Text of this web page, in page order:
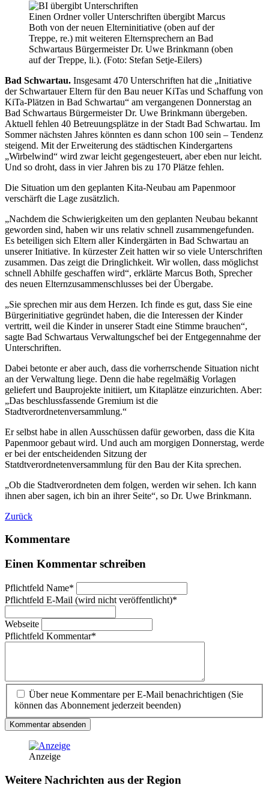
Einen Ordner voller Unterschriften übergibt Marcus
Both von der neuen Elterninitiative (oben auf der
Treppe, re.) mit weiteren Elternsprechern an Bad
Schwartaus Bürgermeister Dr. Uwe Brinkmann (oben
auf der Treppe, li.). (Foto: Stefan Setje-Eilers)
Bad Schwartau. Insgesamt 470 Unterschriften hat die „Initiative
der Schwartauer Eltern für den Bau neuer KiTas und Schaffung von
KiTa-Plätzen in Bad Schwartau“ am vergangenen Donnerstag an
Bad Schwartaus Bürgermeister Dr. Uwe Brinkmann übergeben.
Aktuell fehlen 40 Betreuungsplätze in der Stadt Bad Schwartau. Im
Sommer nächsten Jahres könnten es dann schon 100 sein – Tendenz
steigend. Mit der Erweiterung des städtischen Kindergartens
„Wirbelwind“ wird zwar leicht gegengesteuert, aber eben nur leicht.
Und so droht, dass in vier Jahren bis zu 170 Plätze fehlen.
Die Situation um den geplanten Kita-Neubau am Papenmoor
verschärft die Lage zusätzlich.
„Nachdem die Schwierigkeiten um den geplanten Neubau bekannt
geworden sind, haben wir uns relativ schnell zusammengefunden.
Es beteiligen sich Eltern aller Kindergärten in Bad Schwartau an
unserer Initiative. In kürzester Zeit hatten wir so viele Unterschriften
zusammen. Das zeigt die Dringlichkeit. Wir wollen, dass möglichst
schnell Abhilfe geschaffen wird“, erklärte Marcus Both, Sprecher
des neuen Elternzusammenschlusses bei der Übergabe.
„Sie sprechen mir aus dem Herzen. Ich finde es gut, dass Sie eine
Bürger­initiative gegründet haben, die die Interessen der Kinder
vertritt, weil die Kinder in unserer Stadt eine Stimme brauchen“,
sagte Bad Schwartaus Verwaltungschef bei der Entgegennahme der
Unterschriften.
Dabei betonte er aber auch, dass die vorherrschende Situation nicht
an der Verwaltung liege. Denn die habe regelmäßig Vorlagen
geliefert und Bauprojekte initiiert, um Kitaplätze einzurichten. Aber:
„Das beschlussfassende Gremium ist die
Stadtverordnetenversammlung.“
Er selbst habe in allen Ausschüssen dafür geworben, dass die Kita
Papenmoor gebaut wird. Und auch am morgigen Donnerstag, werde
er bei der entscheidenden Sitzung der
Statdtverordnetenversammlung für den Bau der Kita sprechen.
„Ob die Stadtverordneten dem folgen, werden wir sehen. Ich kann
ihnen aber sagen, ich bin an ihrer Seite“, so Dr. Uwe Brinkmann.
Zurück
Kommentare
Einen Kommentar schreiben
Pflichtfeld Name*
Pflichtfeld E-Mail (wird nicht veröffentlicht)*
Webseite
Pflichtfeld Kommentar*
Über neue Kommentare per E-Mail benachrichtigen (Sie
können das Abonnement jederzeit beenden)
Kommentar absenden
Anzeige
Weitere Nachrichten aus der Region